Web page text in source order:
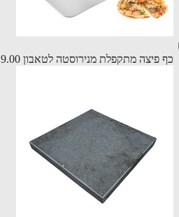
מתקפלת מנירוסטה לטאבון ₪129.00